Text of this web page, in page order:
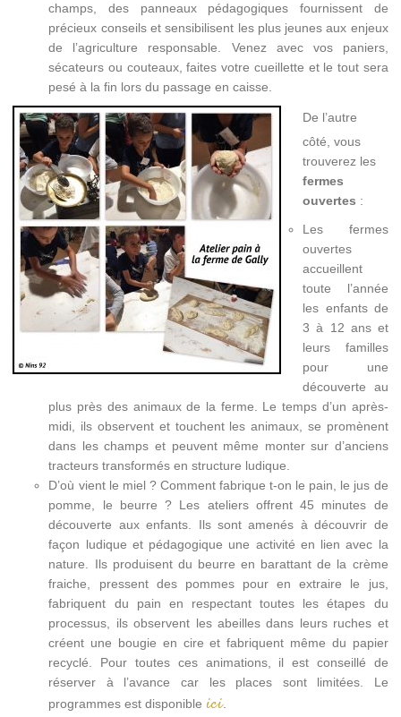
champs, des panneaux pédagogiques fournissent de
précieux conseils et sensibilisent les plus jeunes aux enjeux
de l’agriculture responsable. Venez avec vos paniers,
sécateurs ou couteaux, faites votre cueillette et le tout sera
pesé à la fin lors du passage en caisse.
De l’autre
côté, vous
trouverez les
fermes
ouvertes :
Les fermes
ouvertes
accueillent
toute l’année
les enfants de
3 à 12 ans et
leurs familles
pour une
découverte au
plus près des animaux de la ferme. Le temps d’un après-
midi, ils observent et touchent les animaux, se promènent
dans les champs et peuvent même monter sur d’anciens
tracteurs transformés en structure ludique.
D’où vient le miel ? Comment fabrique t-on le pain, le jus de
pomme, le beurre ? Les ateliers offrent 45 minutes de
découverte aux enfants. Ils sont amenés à découvrir de
façon ludique et pédagogique une activité en lien avec la
nature. Ils produisent du beurre en barattant de la crème
fraiche, pressent des pommes pour en extraire le jus,
fabriquent du pain en respectant toutes les étapes du
processus, ils observent les abeilles dans leurs ruches et
créent une bougie en cire et fabriquent même du papier
recyclé. Pour toutes ces animations, il est conseillé de
réserver à l’avance car les places sont limitées. Le
programmes est disponible ici.